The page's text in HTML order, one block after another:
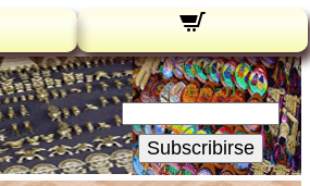
Novedades:
Su Email:
Subscribirse